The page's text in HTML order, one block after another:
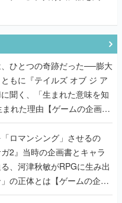
、ひとつの奇跡だった──膨大
もに『テイルズ オブ ジ ア
聞く、「生まれた意味を知
れた理由【ゲームの企画
ロマンシング」させるの
2』当時の企画書とキャラ
、河津秋敏がRPGに生み出
の正体とは【ゲームの企画